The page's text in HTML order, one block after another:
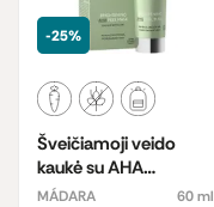
-25%
Šveičiamoji veido
kaukė su AHA
rūgštimis
MÁDARA
60 ml